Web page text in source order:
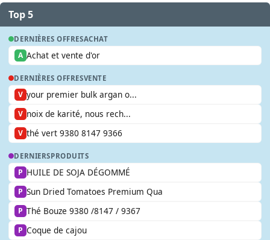
Top 5
DERNIÈRES OFFRESACHAT
A Achat et vente d'or
DERNIÈRES OFFRESVENTE
V your premier bulk argan o...
V noix de karité, nous rech...
V thé vert 9380 8147 9366
DERNIERSPRODUITS
P HUILE DE SOJA DÉGOMMÉ
P Sun Dried Tomatoes Premium Qua
P Thé Bouze 9380 /8147 / 9367
P Coque de cajou